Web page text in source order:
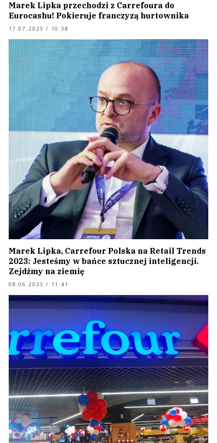
Marek Lipka przechodzi z Carrefoura do
Eurocashu! Pokieruje franczyzą hurtownika
17.07.2023 / 10:38
Marek Lipka, Carrefour Polska na Retail Trends
2023: Jesteśmy w bańce sztucznej inteligencji.
Zejdźmy na ziemię
08.06.2023 / 11:41